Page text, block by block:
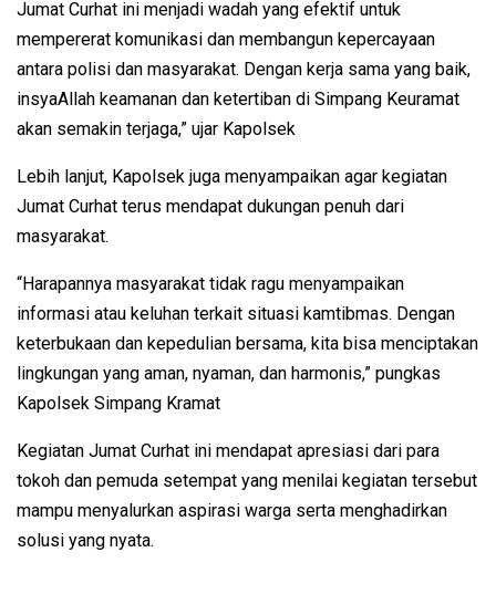
Jumat Curhat ini menjadi wadah yang efektif untuk
mempererat komunikasi dan membangun kepercayaan
antara polisi dan masyarakat. Dengan kerja sama yang baik,
insyaAllah keamanan dan ketertiban di Simpang Keuramat
akan semakin terjaga,” ujar Kapolsek
Lebih lanjut, Kapolsek juga menyampaikan agar kegiatan
Jumat Curhat terus mendapat dukungan penuh dari
masyarakat.
“Harapannya masyarakat tidak ragu menyampaikan
informasi atau keluhan terkait situasi kamtibmas. Dengan
keterbukaan dan kepedulian bersama, kita bisa menciptakan
lingkungan yang aman, nyaman, dan harmonis,” pungkas
Kapolsek Simpang Kramat
Kegiatan Jumat Curhat ini mendapat apresiasi dari para
tokoh dan pemuda setempat yang menilai kegiatan tersebut
mampu menyalurkan aspirasi warga serta menghadirkan
solusi yang nyata.